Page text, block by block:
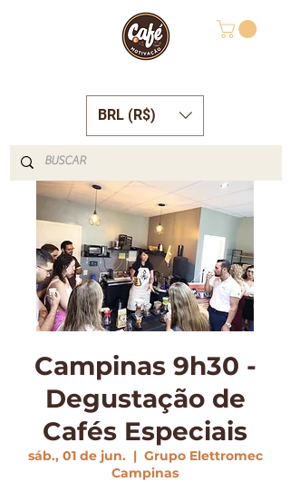
BRL (R$)
Campinas 9h30 -
Degustação de
Cafés Especiais
sáb., 01 de jun.
  |
Grupo Elettromec
Campinas